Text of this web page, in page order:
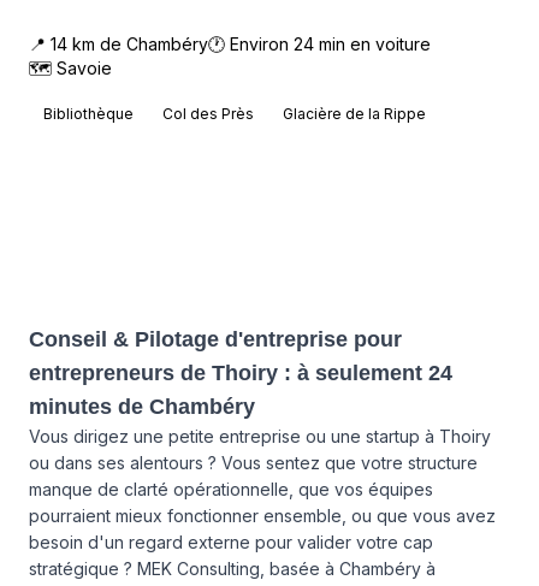
📍 14 km de Chambéry🕐 Environ 24 min en voiture
🗺 Savoie
Bibliothèque Col des Près Glacière de la Rippe
Conseil & Pilotage d'entreprise pour
entrepreneurs de Thoiry : à seulement 24
minutes de Chambéry
Vous dirigez une petite entreprise ou une startup à Thoiry
ou dans ses alentours ? Vous sentez que votre structure
manque de clarté opérationnelle, que vos équipes
pourraient mieux fonctionner ensemble, ou que vous avez
besoin d'un regard externe pour valider votre cap
stratégique ? MEK Consulting, basée à Chambéry à